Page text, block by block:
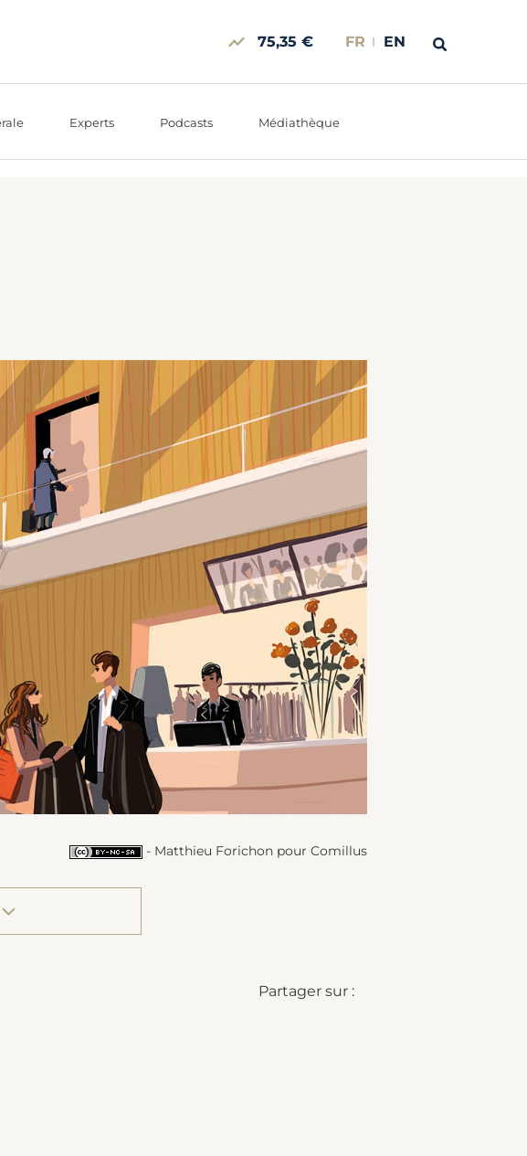
75,35 € FR EN
Experts Podcasts Médiathèque
- Matthieu Forichon pour Comillus
Partager sur :